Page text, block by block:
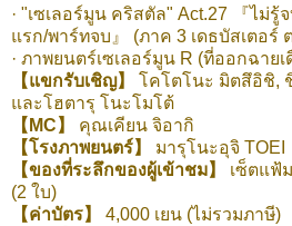
· "เซเลอร์มูน คริสตัล" Act.27 『ไม่
แรก/พาร์ทจบ』 (ภาค 3 เดธบัสเตอร์
· ภาพยนตร์เซเลอร์มูน R (ที่ออกฉาย
【แขกรับเชิญ】
โคโตโนะ มิตสึอิชิ,
และโฮตารุ โนะโมโต้
【MC】
คุณเคียน จิอากิ
【โรงภาพยนตร์】
มารุโนะอุจิ TOEI
【ของที่ระลึกของผู้เข้าชม】 เซ็ตแฟ้
(2 ใบ)
【ค่าบัตร】
4,000 เยน (ไม่รวมภาษี)